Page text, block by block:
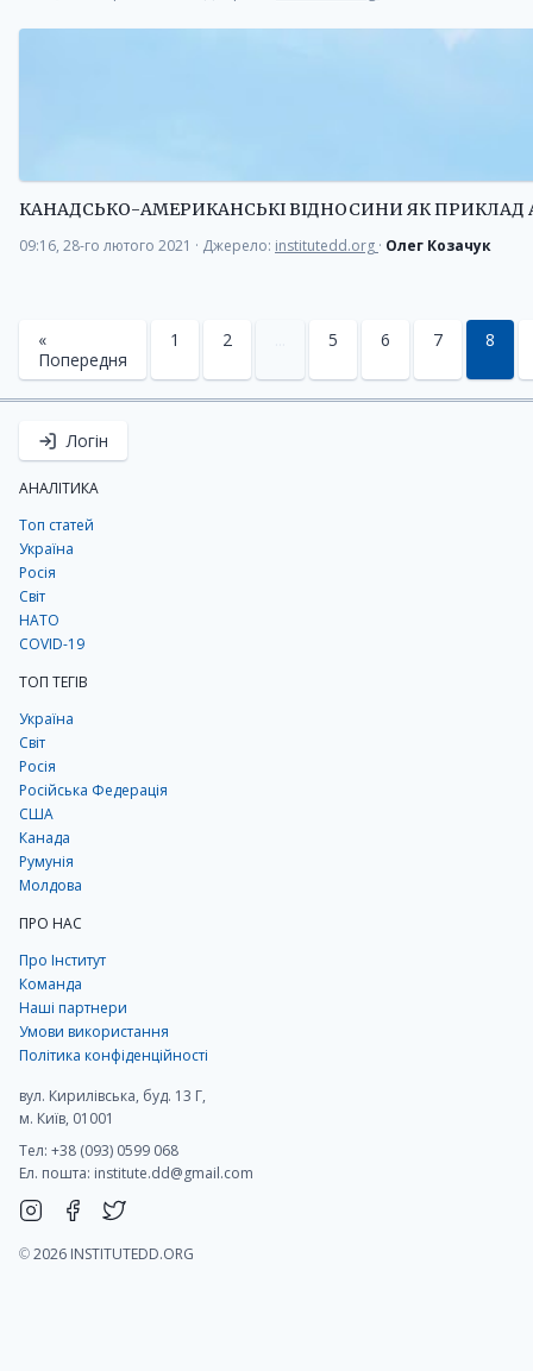
КАНАДСЬКО-АМЕРИКАНСЬКІ ВІДНОСИНИ ЯК
09:16, 28-го лютого 2021 · Джерело: institutedd.org · Олег Козачук
«
Попередня
1 2 5 6 7 8
Логін
АНАЛІТИКА
Топ статей
Україна
Росія
Світ
НАТО
COVID-19
ТОП ТЕГІВ
Україна
Світ
Росія
Російська Федерація
США
Канада
Румунія
Молдова
ПРО НАС
Про Інститут
Команда
Наші партнери
Умови використання
Політика конфіденційності
вул. Кирилівська, буд. 13 Г,
м. Київ, 01001
Тел: +38 (093) 0599 068
Ел. пошта: institute.dd@gmail.com
©2026 INSTITUTEDD.ORG